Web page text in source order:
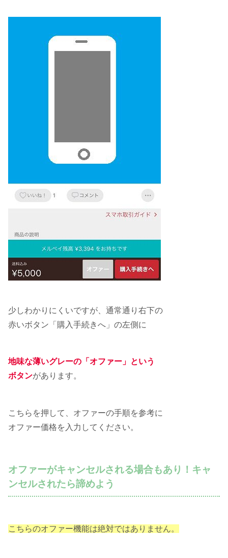
少しわかりにくいですが、通常通り右下の
赤いボタン「購入手続きへ」の左側に
地味な薄いグレーの「オファー」という
ボタンがあります。
こちらを押して、オファーの手順を参考に
オファー価格を入力してください。
オファーがキャンセルされる場合もあり！キャ
ンセルされたら諦めよう
こちらのオファー機能は絶対ではありません。